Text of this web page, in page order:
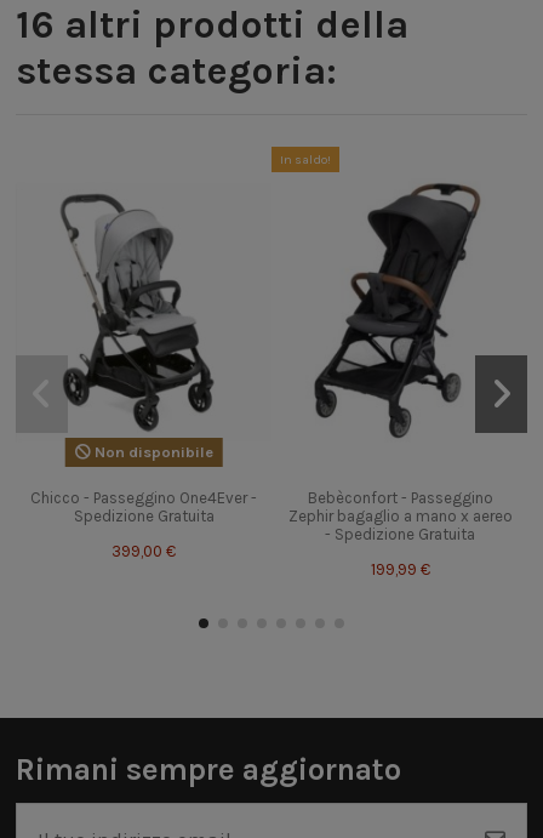
16 altri prodotti della
stessa categoria:
Non disponibile
Chicco - Passeggino One4Ever -
Spedizione Gratuita
399,00 €
In saldo!
Bebèconfort - Passeggino
Zephir bagaglio a mano x aereo
- Spedizione Gratuita
199,99 €
Rimani sempre aggiornato